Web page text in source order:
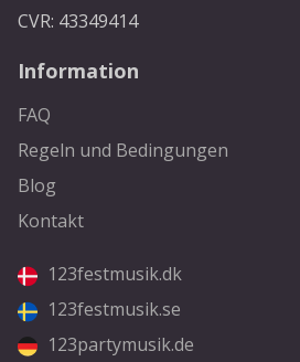
CVR: 43349414
Information
FAQ
Regeln und Bedingungen
Blog
Kontakt
123festmusik.dk
123festmusik.se
123partymusik.de